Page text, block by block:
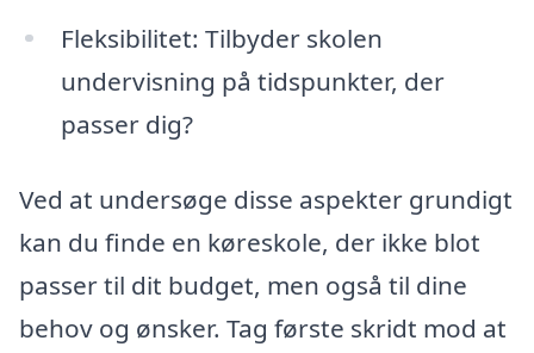
Fleksibilitet: Tilbyder skolen
undervisning på tidspunkter, der
passer dig?
Ved at undersøge disse aspekter grundigt
kan du finde en køreskole, der ikke blot
passer til dit budget, men også til dine
behov og ønsker. Tag første skridt mod at